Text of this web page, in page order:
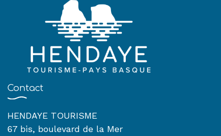
Contact
HENDAYE TOURISME
67 bis, boulevard de la Mer